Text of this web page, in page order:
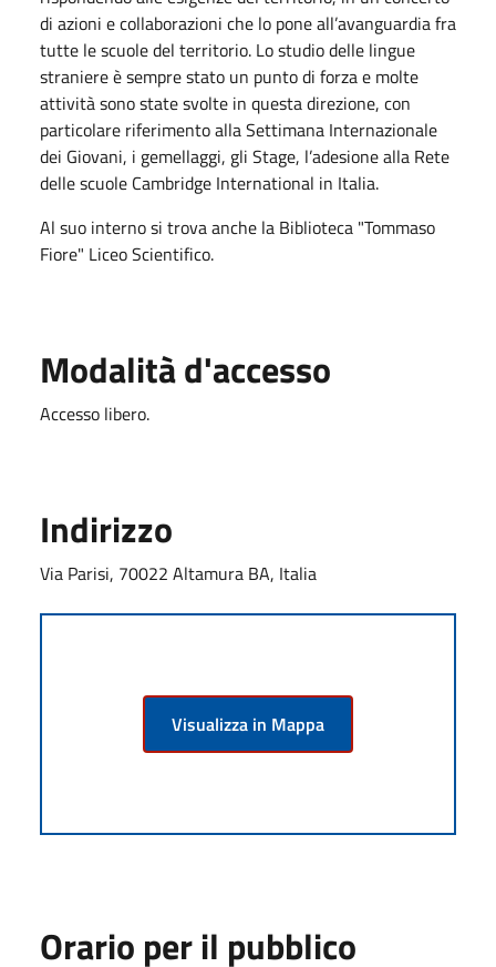
di azioni e collaborazioni che lo pone all’avanguardia fra
tutte le scuole del territorio. Lo studio delle lingue
straniere è sempre stato un punto di forza e molte
attività sono state svolte in questa direzione, con
particolare riferimento alla Settimana Internazionale
dei Giovani, i gemellaggi, gli Stage, l’adesione alla Rete
delle scuole Cambridge International in Italia.
Al suo interno si trova anche la Biblioteca "Tommaso
Fiore" Liceo Scientifico.
Modalità d'accesso
Accesso libero.
Indirizzo
Via Parisi, 70022 Altamura BA, Italia
Visualizza in Mappa
Orario per il pubblico